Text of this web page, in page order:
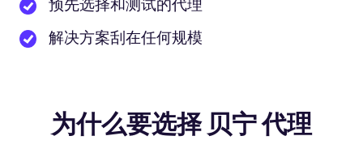
预先选择和测试的代理
解决方案刮在任何规模
为什么要选择 贝宁 代理